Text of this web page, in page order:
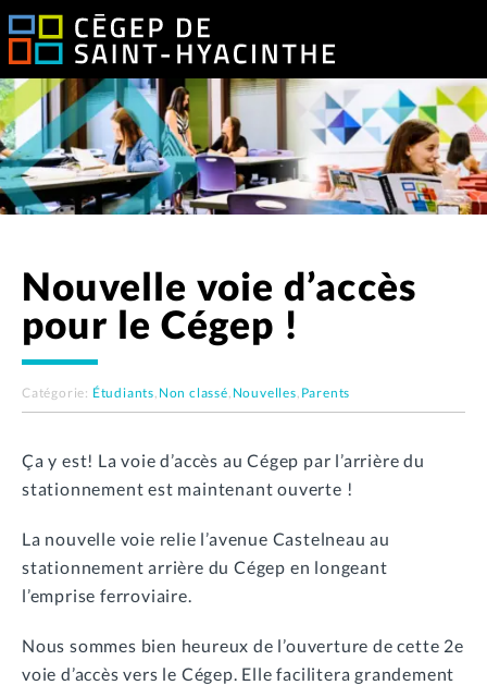
Nouvelle voie d’accès
pour le Cégep !
Catégorie: Étudiants Non classé Nouvelles Parents
Ça y est! La voie d’accès au Cégep par l’arrière du
stationnement est maintenant ouverte !
La nouvelle voie relie l’avenue Castelneau au
stationnement arrière du Cégep en longeant
l’emprise ferroviaire.
Nous sommes bien heureux de l’ouverture de cette 2e
voie d’accès vers le Cégep. Elle facilitera grandement